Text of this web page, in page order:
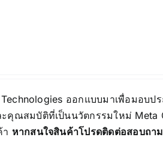
ออกแบบมาเพื่อมอบป
คุณสมบัติที่เป็นนวัตกรรมใหม่ Meta
หากสนใจสินค้าโปรดติดต่อสอบถา